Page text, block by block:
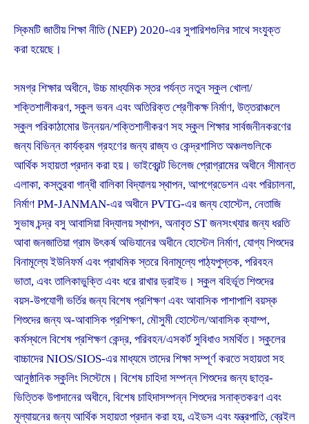
স্কিমটি জাতীয় শিক্ষা নীতি (NEP) 2020-এর সুপারিশগুলির সাথে সংযুক্ত
করা হয়েছে।
সমগ্র শিক্ষার অধীনে, উচ্চ মাধ্যমিক স্তর পর্যন্ত নতুন স্কুল খোলা/
শক্তিশালীকরণ, স্কুল ভবন এবং অতিরিক্ত শ্রেণীকক্ষ নির্মাণ, উত্তরাঞ্চলে
স্কুল পরিকাঠামোর উন্নয়ন/শক্তিশালীকরণ সহ স্কুল শিক্ষার সার্বজনীনকরণের
জন্য বিভিন্ন কার্যক্রম গ্রহণের জন্য রাজ্য ও কেন্দ্রশাসিত অঞ্চলগুলিকে
আর্থিক সহায়তা প্রদান করা হয়। ভাইব্রেন্ট ভিলেজ প্রোগ্রামের অধীনে সীমান্ত
এলাকা, কস্তুরবা গান্ধী বালিকা বিদ্যালয় স্থাপন, আপগ্রেডেশন এবং পরিচালনা,
নির্মাণ PM-JANMAN-এর অধীনে PVTG-এর জন্য হোস্টেল, নেতাজি
সুভাষ চন্দ্র বসু আবাসিয়া বিদ্যালয় স্থাপন, অনাবৃত ST জনসংখ্যার জন্য ধরতি
আবা জনজাতিয়া গ্রাম উৎকর্ষ অভিযানের অধীনে হোস্টেল নির্মাণ, যোগ্য শিশুদের
বিনামূল্যে ইউনিফর্ম এবং প্রাথমিক স্তরে বিনামূল্যে পাঠ্যপুস্তক, পরিবহন
ভাতা, এবং তালিকাভুক্তি এবং ধরে রাখার ড্রাইভ। স্কুল বহির্ভূত শিশুদের
বয়স-উপযোগী ভর্তির জন্য বিশেষ প্রশিক্ষণ এবং আবাসিক পাশাপাশি বয়স্ক
শিশুদের জন্য অ-আবাসিক প্রশিক্ষণ, মৌসুমী হোস্টেল/আবাসিক ক্যাম্প,
কর্মস্থলে বিশেষ প্রশিক্ষণ কেন্দ্র, পরিবহন/এসকর্ট সুবিধাও সমর্থিত। স্কুলের
বাচ্চাদের NIOS/SIOS-এর মাধ্যমে তাদের শিক্ষা সম্পূর্ণ করতে সহায়তা সহ
আনুষ্ঠানিক স্কুলিং সিস্টেমে। বিশেষ চাহিদা সম্পন্ন শিশুদের জন্য ছাত্র-
ভিত্তিক উপাদানের অধীনে, বিশেষ চাহিদাসম্পন্ন শিশুদের সনাক্তকরণ এবং
মূল্যায়নের জন্য আর্থিক সহায়তা প্রদান করা হয়, এইডস এবং যন্ত্রপাতি, ব্রেইল